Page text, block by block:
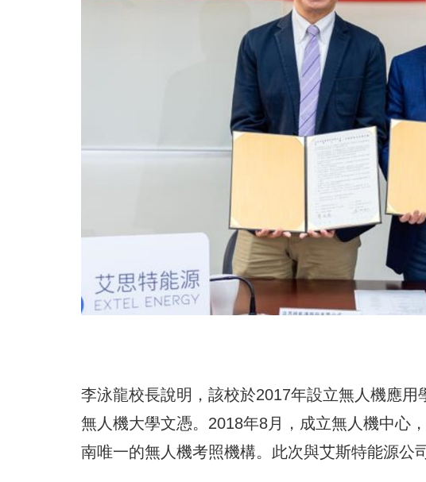
李泳龍校長說明，該校於2017年設立無人機應
無人機大學文憑。2018年8月，成立無人機中心
南唯一的無人機考照機構。此次與艾斯特能源公